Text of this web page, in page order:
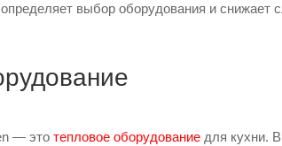
выбор оборудования и снижает
— это тепловое оборудование для кухни.